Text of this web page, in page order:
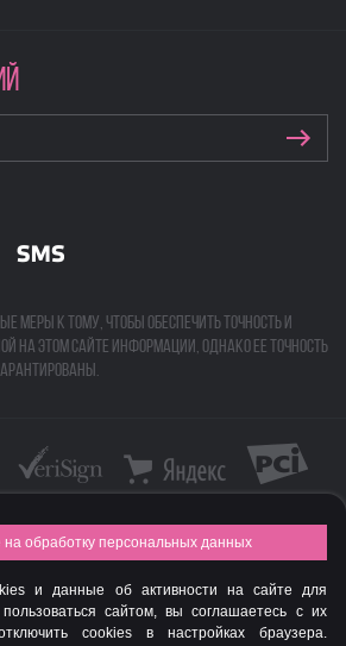
меры к тому, чтобы обеспечить точность и
на этом сайте информации, однако ее точность
AWARDS 2015
косметики Spadream
на обработку персональных данных
и данные об активности на сайте для
сайтом, вы соглашаетесь с их
cookies в настройках браузера.